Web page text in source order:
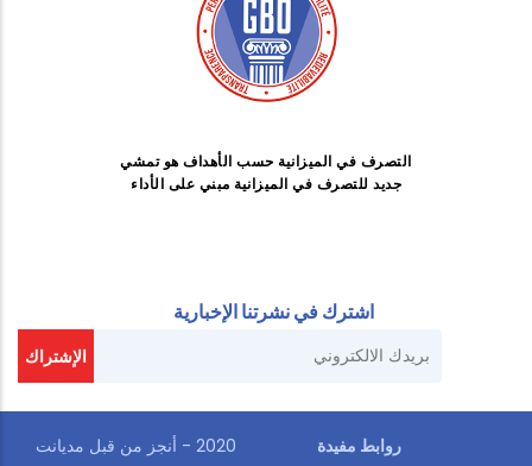
التصرف في الميزانية حسب الأهداف هو تمشي
جديد للتصرف في الميزانية مبني على الأداء
اشترك في نشرتنا الإخبارية
2020 - أنجز من قبل مديانت روابط مفيدة